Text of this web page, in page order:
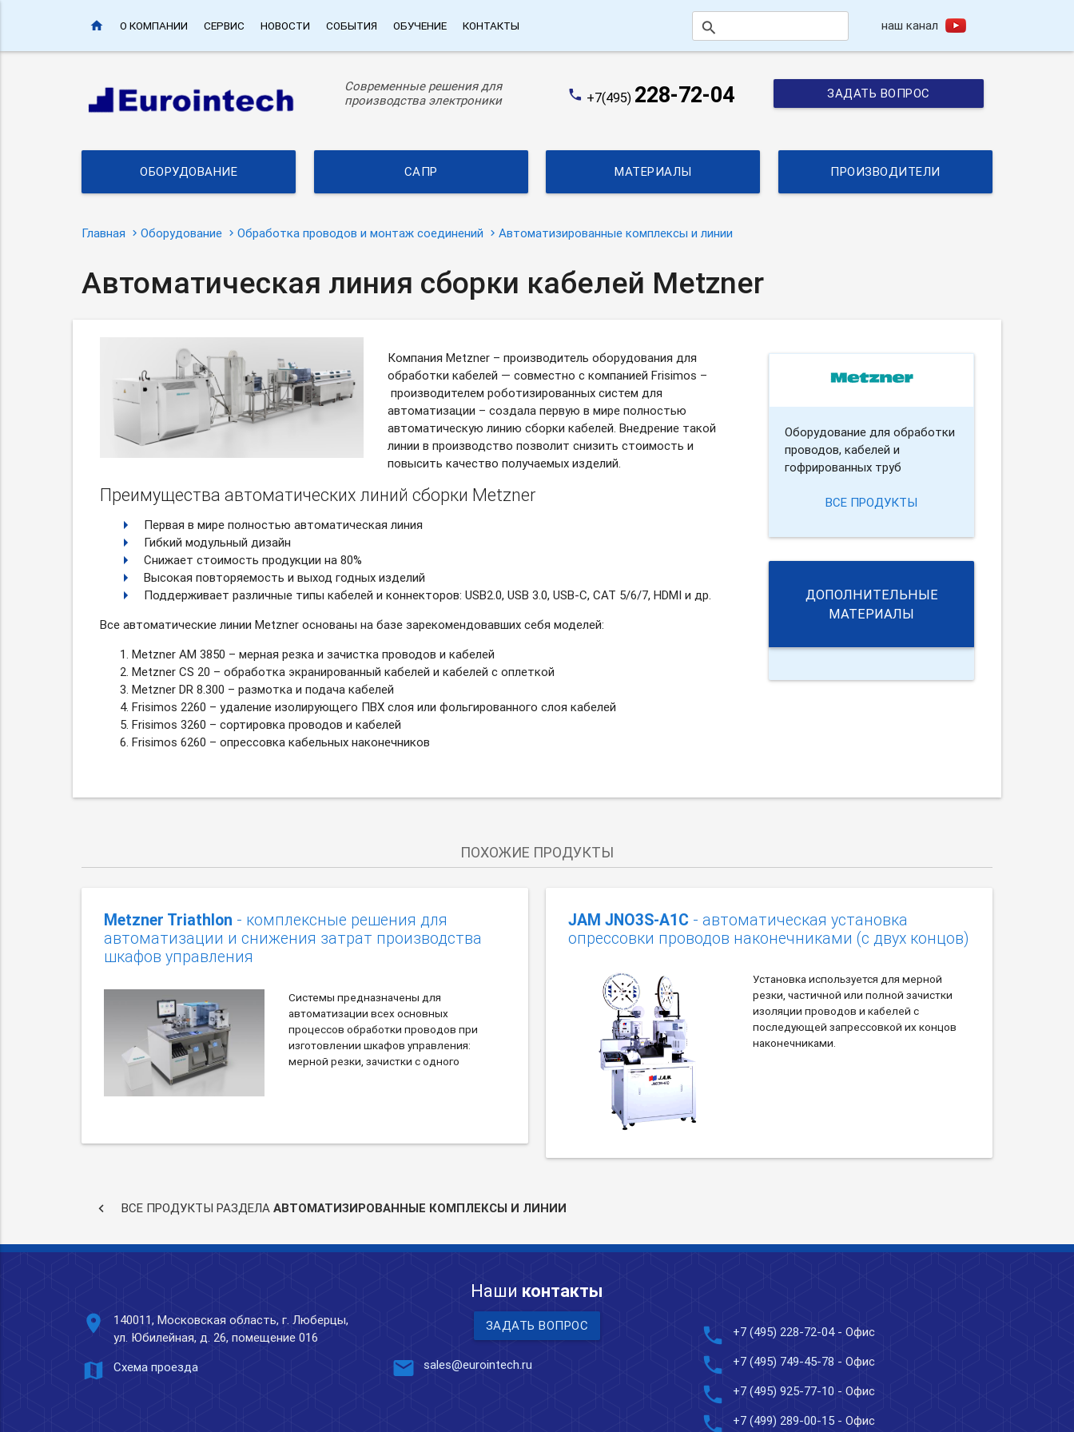
home О КОМПАНИИ СЕРВИС НОВОСТИ СОБЫТИЯ ОБУЧЕНИЕ КОНТАКТЫ search наш канал
Современные решения для
производства электроники
phone +7(495) 228-72-04 ЗАДАТЬ ВОПРОС
ОБОРУДОВАНИЕ САПР МАТЕРИАЛЫ ПРОИЗВОДИТЕЛИ
Главная Оборудование Обработка проводов и монтаж соединений Автоматизированные комплексы и линии
Автоматическая линия сборки кабелей Metzner
Компания Metzner – производитель оборудования для
обработки кабелей — совместно с компанией Frisimos –
производителем роботизированных систем для
автоматизации – создала первую в мире полностью
автоматическую линию сборки кабелей. Внедрение такой
линии в производство позволит снизить стоимость и
повысить качество получаемых изделий.
Преимущества автоматических линий сборки Metzner
Первая в мире полностью автоматическая линия
Гибкий модульный дизайн
Снижает стоимость продукции на 80%
Высокая повторяемость и выход годных изделий
Поддерживает различные типы кабелей и коннекторов: USB2.0, USB 3.0, USB-C, CAT 5/6/7, HDMI и др.
Все автоматические линии Metzner основаны на базе зарекомендовавших себя моделей:
Metzner AM 3850 – мерная резка и зачистка проводов и кабелей
Metzner CS 20 – обработка экранированный кабелей и кабелей с оплеткой
Metzner DR 8.300 – размотка и подача кабелей
Frisimos 2260 – удаление изолирующего ПВХ слоя или фольгированного слоя кабелей
Frisimos 3260 – сортировка проводов и кабелей
Frisimos 6260 – опрессовка кабельных наконечников
Оборудование для обработки
проводов, кабелей и
гофрированных труб
ВСЕ ПРОДУКТЫ
ДОПОЛНИТЕЛЬНЫЕ
МАТЕРИАЛЫ
ПОХОЖИЕ ПРОДУКТЫ
Metzner Triathlon - комплексные решения для
автоматизации и снижения затрат производства
шкафов управления
Системы предназначены для
автоматизации всех основных
процессов обработки проводов при
изготовлении шкафов управления:
мерной резки, зачистки с одного
JAM JNO3S-A1C - автоматическая установка
опрессовки проводов наконечниками (с двух концов)
Установка используется для мерной
резки, частичной или полной зачистки
изоляции проводов и кабелей с
последующей запрессовкой их концов
наконечниками.
keyboard_arrow_left ВСЕ ПРОДУКТЫ РАЗДЕЛА АВТОМАТИЗИРОВАННЫЕ КОМПЛЕКСЫ И ЛИНИИ
Наши контакты
place
140011, Московская область, г. Люберцы,
ул. Юбилейная, д. 26, помещение 016
map Схема проезда
ЗАДАТЬ ВОПРОС
mail sales@eurointech.ru
phone +7 (495) 228-72-04- Офис
phone +7 (495) 749-45-78 - Офис
phone +7 (495) 925-77-10 - Офис
phone +7 (499) 289-00-15 - Офис